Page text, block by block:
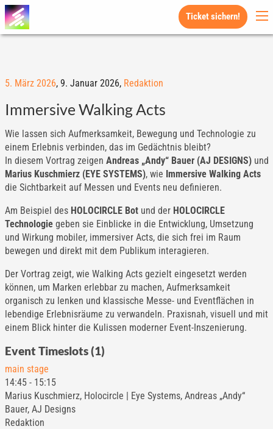
Ticket sichern!
5. März 2026, 9. Januar 2026, Redaktion
Immersive Walking Acts
Wie lassen sich Aufmerksamkeit, Bewegung und Technologie zu
einem Erlebnis verbinden, das im Gedächtnis bleibt?
In diesem Vortrag zeigen Andreas „Andy“ Bauer (AJ DESIGNS)und
Marius Kuschmierz (EYE SYSTEMS), wie Immersive Walking Acts
die Sichtbarkeit auf Messen und Events neu definieren.
Am Beispiel des HOLOCIRCLE Botund der HOLOCIRCLE
Technologiegeben sie Einblicke in die Entwicklung, Umsetzung
und Wirkung mobiler, immersiver Acts, die sich frei im Raum
bewegen und direkt mit dem Publikum interagieren.
Der Vortrag zeigt, wie Walking Acts gezielt eingesetzt werden
können, um Marken erlebbar zu machen, Aufmerksamkeit
organisch zu lenken und klassische Messe- und Eventflächen in
lebendige Erlebnisräume zu verwandeln. Praxisnah, visuell und mit
einem Blick hinter die Kulissen moderner Event-Inszenierung.
Event Timeslots (1)
main stage
14:45- 15:15
Marius Kuschmierz, Holocircle | Eye Systems, Andreas „Andy“
Bauer, AJ Designs
Redaktion